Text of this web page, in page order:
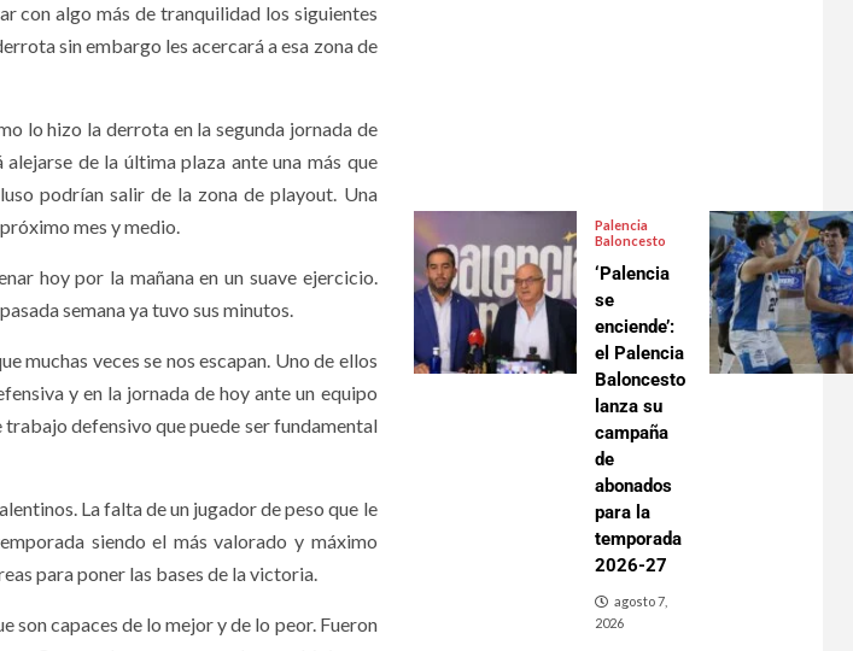
con algo más de tranquilidad los siguientes
sin embargo les acercará a esa zona de
lo hizo la derrota en la segunda jornada de
de la última plaza ante una más que
podrían salir de la zona de playout. Una
mes y medio.
hoy por la mañana en un suave ejercicio.
semana ya tuvo sus minutos.
muchas veces se nos escapan. Uno de ellos
y en la jornada de hoy ante un equipo
defensivo que puede ser fundamental
La falta de un jugador de peso que le
siendo el más valorado y máximo
para poner las bases de la victoria.
son capaces de lo mejor y de lo peor. Fueron
Palencia
Baloncesto
‘Palencia
se
enciende’:
el Palencia
Baloncesto
lanza su
campaña
de
abonados
para la
temporada
2026-27
agosto 7,
2026